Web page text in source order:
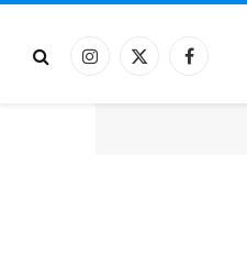
فيسبوكX
الانستغرام